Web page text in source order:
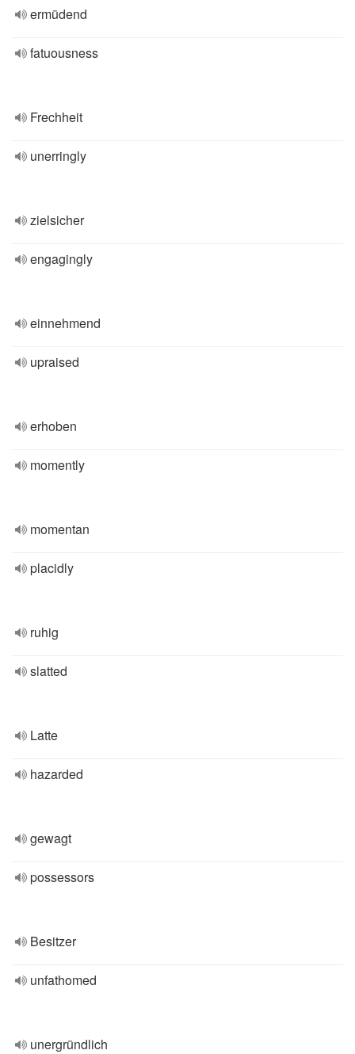
ermüdend
fatuousness
Frechheit
unerringly
zielsicher
engagingly
einnehmend
upraised
erhoben
momently
momentan
placidly
ruhig
slatted
Latte
hazarded
gewagt
possessors
Besitzer
unfathomed
unergründlich